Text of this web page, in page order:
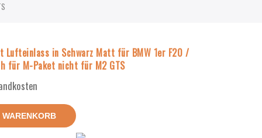
Lufteinlass in Schwarz Matt für BMW 1er F20 /
für M-Paket nicht für M2 GTS
WARENKORB